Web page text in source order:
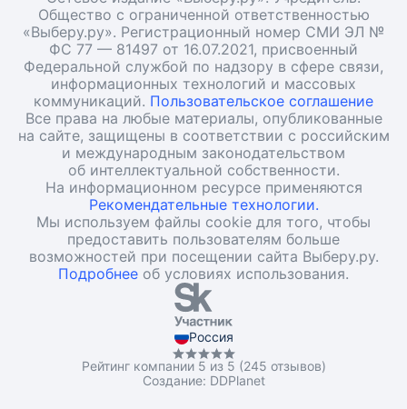
Общество с ограниченной ответственностью
«Выберу.ру». Регистрационный номер СМИ ЭЛ №
ФС 77 — 81497 от 16.07.2021, присвоенный
Федеральной службой по надзору в сфере связи,
информационных технологий и массовых
коммуникаций. Пользовательское соглашение
Все права на любые материалы, опубликованные
на сайте, защищены в соответствии с российским
и международным законодательством
об интеллектуальной собственности.
На информационном ресурсе применяются
Рекомендательные технологии.
Мы используем файлы cookie для того, чтобы
предоставить пользователям больше
возможностей при посещении сайта Выберу.ру.
Подробнее об условиях использования.
Россия
Рейтинг компании 5 из 5 (245 отзывов)
Создание: DDPlanet